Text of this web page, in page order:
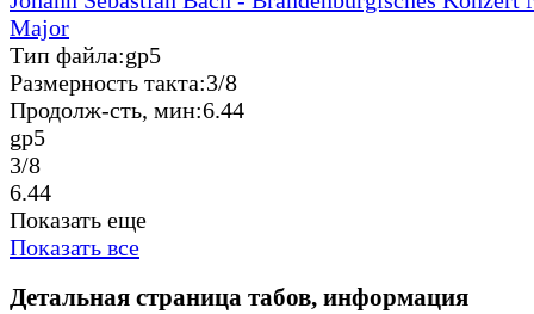
Major
Тип файла:gp5
Размерность такта:3/8
Продолж-сть, мин:6.44
gp5
3/8
6.44
Показать еще
Показать все
Детальная страница табов, информация